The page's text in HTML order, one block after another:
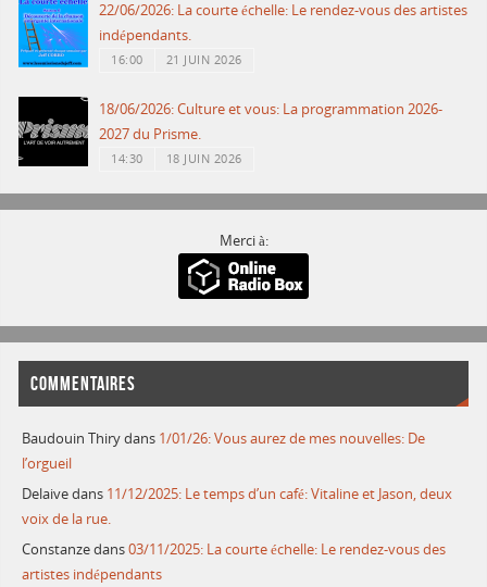
22/06/2026: La courte échelle: Le rendez-vous des artistes
indépendants.
16:00 21 JUIN 2026
18/06/2026: Culture et vous: La programmation 2026-
2027 du Prisme.
14:30 18 JUIN 2026
Merci à:
COMMENTAIRES
Baudouin Thirydans 1/01/26: Vous aurez de mes nouvelles: De
l’orgueil
Delaivedans 11/12/2025: Le temps d’un café: Vitaline et Jason, deux
voix de la rue.
Constanzedans03/11/2025: La courte échelle: Le rendez-vous des
artistes indépendants